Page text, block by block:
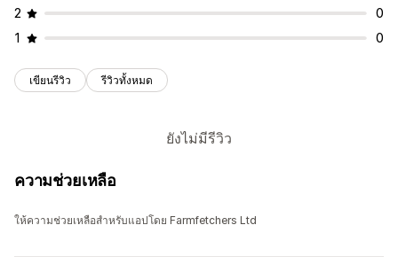
2
0
1
0
เขียนรีวิว รีวิวทั้งหมด
ยังไม่มีรีวิว
ความช่วยเหลือ
ให้ความช่วยเหลือสำหรับแอปโดย Farmfetchers Ltd